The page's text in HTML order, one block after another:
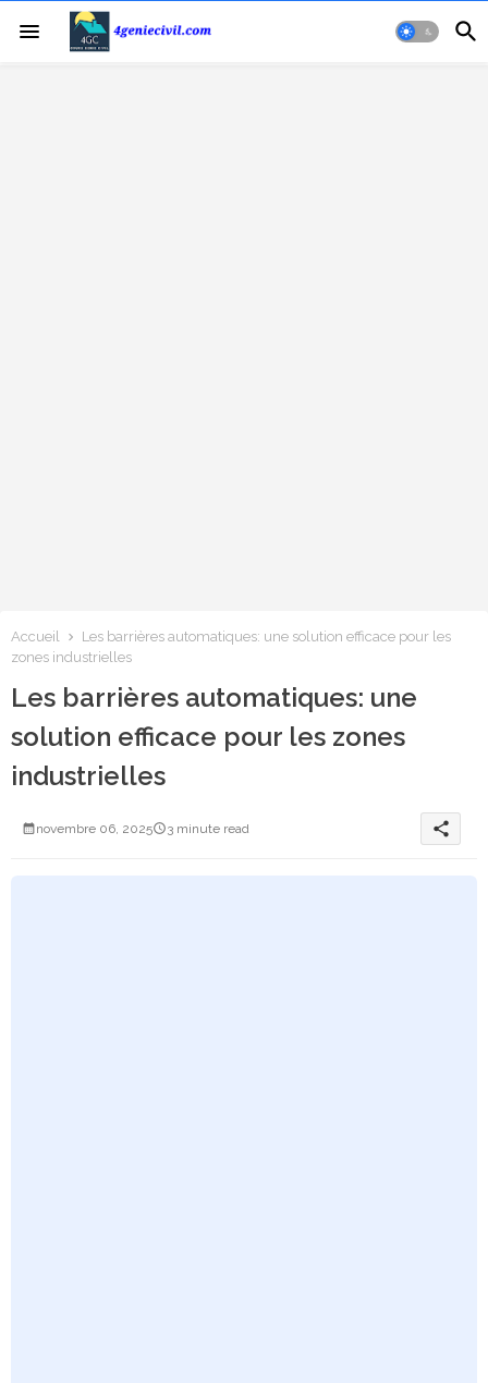
Accueil
Les barrières automatiques: une solution efficace pour les
zones industrielles
Les barrières automatiques: une
solution efficace pour les zones
industrielles
novembre 06, 2025 3 minute read share